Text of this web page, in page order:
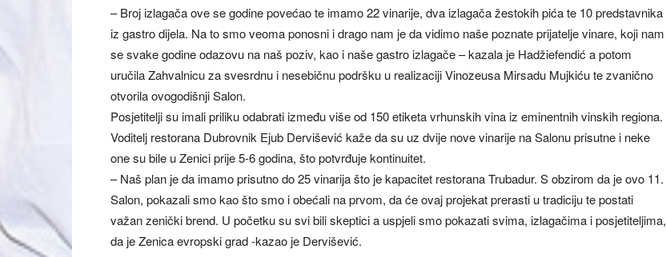
– Broj izlagača ove se godine povećao te imamo 22 vinarije, dva izlagača žestokih pića te 10 predstavnika
iz gastro dijela. Na to smo veoma ponosni i drago nam je da vidimo naše poznate prijatelje vinare, koji nam
se svake godine odazovu na naš poziv, kao i naše gastro izlagače – kazala je Hadžiefendić a potom
uručila Zahvalnicu za svesrdnu i nesebičnu podršku u realizaciji Vinozeusa Mirsadu Mujkiću te zvanično
otvorila ovogodišnji Salon.
Posjetitelji su imali priliku odabrati između više od 150 etiketa vrhunskih vina iz eminentnih vinskih regiona.
Voditelj restorana Dubrovnik Ejub Dervišević kaže da su uz dvije nove vinarije na Salonu prisutne i neke
one su bile u Zenici prije 5-6 godina, što potvrđuje kontinuitet.
– Naš plan je da imamo prisutno do 25 vinarija što je kapacitet restorana Trubadur. S obzirom da je ovo 11.
Salon, pokazali smo kao što smo i obećali na prvom, da će ovaj projekat prerasti u tradiciju te postati
važan zenički brend. U početku su svi bili skeptici a uspjeli smo pokazati svima, izlagačima i posjetiteljima,
da je Zenica evropski grad -kazao je Dervišević.